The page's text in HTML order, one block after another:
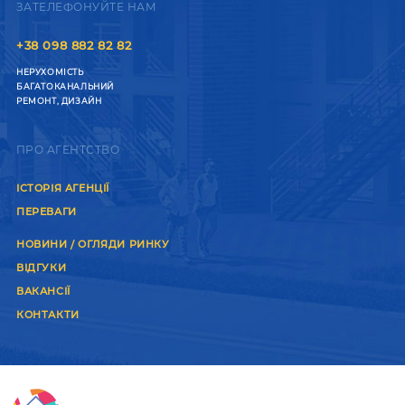
ЗАТЕЛЕФОНУЙТЕ НАМ
+38 098 882 82 82
НЕРУХОМІСТЬ
БАГАТОКАНАЛЬНИЙ
РЕМОНТ, ДИЗАЙН
ПРО АГЕНТСТВО
ІСТОРІЯ АГЕНЦІЇ
ПЕРЕВАГИ
НОВИНИ / ОГЛЯДИ РИНКУ
ВІДГУКИ
ВАКАНСІЇ
КОНТАКТИ